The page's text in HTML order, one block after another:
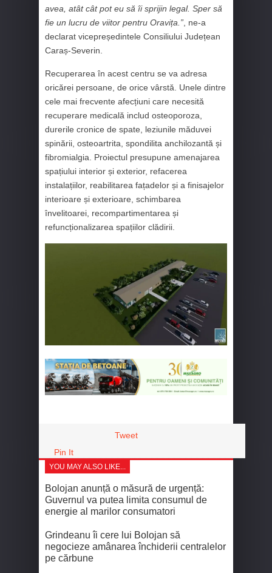
avea, atât cât pot eu să îi sprijin legal. Sper să
fie un lucru de viitor pentru Oravița.” , ne-a
declarat vicepreședintele Consiliului Județean
Caraș-Severin.
Recuperarea în acest centru se va adresa
oricărei persoane, de orice vârstă. Unele dintre
cele mai frecvente afecțiuni care necesită
recuperare medicală includ osteoporoza,
durerile cronice de spate, leziunile măduvei
spinării, osteoartrita, spondilita anchilozantă și
fibromialgia. Proiectul presupune amenajarea
spațiului interior și exterior, refacerea
instalațiilor, reabilitarea fațadelor și a finisajelor
interioare și exterioare, schimbarea
învelitoarei, recompartimentarea și
refuncționalizarea spațiilor clădirii.
Tweet
Pin It
YOU MAY ALSO LIKE...
Bolojan anunță o măsură de urgență:
Guvernul va putea limita consumul de
energie al marilor consumatori
Grindeanu îi cere lui Bolojan să
negocieze amânarea închiderii centralelor
pe cărbune